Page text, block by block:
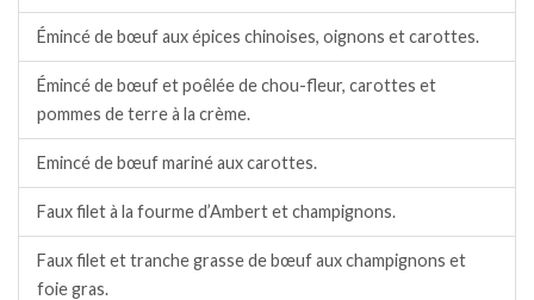
Émincé de bœuf aux épices chinoises, oignons et carottes.
Émincé de bœuf et poêlée de chou-fleur, carottes et
pommes de terre à la crème.
Emincé de bœuf mariné aux carottes.
Faux filet à la fourme d’Ambert et champignons.
Faux filet et tranche grasse de bœuf aux champignons et
foie gras.